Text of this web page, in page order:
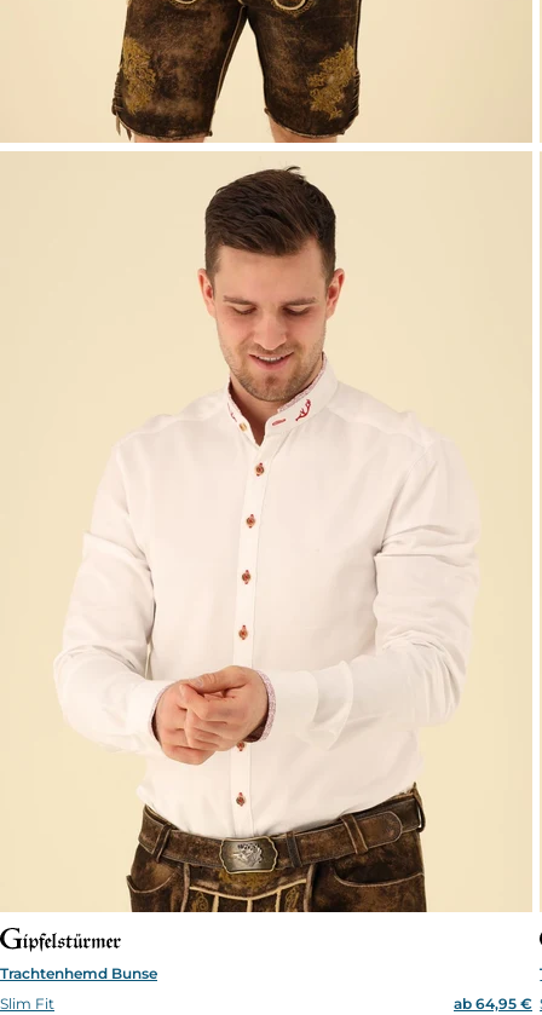
Trachtenhemd Bunse
Slim Fit
ab 64,95 €